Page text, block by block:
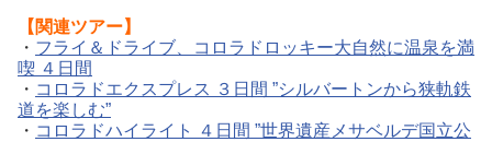
【関連ツアー】
・ フライ＆ドライブ、コロラドロッキー大自然に温泉を満
喫 ４日間
・ コロラドエクスプレス ３日間 ”シルバートンから狭軌鉄
道を楽しむ”
・ コロラドハイライト ４日間 ”世界遺産メサベルデ国立公